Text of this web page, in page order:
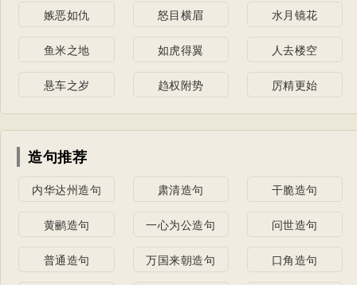
嫉恶如仇 怒目横眉 水月镜花
鱼米之地 如虎得翼 人去楼空
悬车之岁 趋权附势 厉精更始
造句推荐
内华达州造句 肃清造句 干脆造句
黄鹂造句 一心为公造句 问世造句
普通造句 万国来朝造句 口角造句